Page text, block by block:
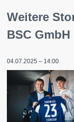
Weitere
BSC
04.07.2025 – 14:00